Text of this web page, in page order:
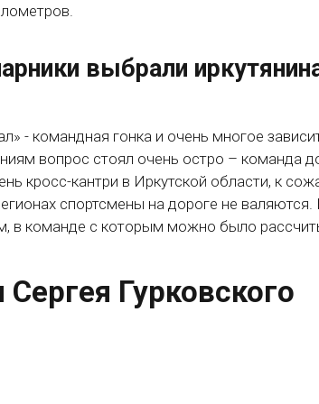
выбрали
- командная гонка и очень многое
вопрос стоял очень остро – команда
кросс-кантри в Иркутской области, к
спортсмены на дороге не
в команде с которым можно было
Гурковского